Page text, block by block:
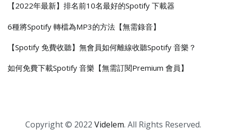
【2022年最新】排名前10名最好的Spotify 下載器
6種將Spotify 轉檔為MP3的方法【無需錄音】
【Spotify 免費收聽】無會員如何離線收聽Spotify 音樂？
如何免費下載Spotify 音樂【無需訂閱Premium 會員】
Copyright © 2022 Videlem. All Rights Reserved.